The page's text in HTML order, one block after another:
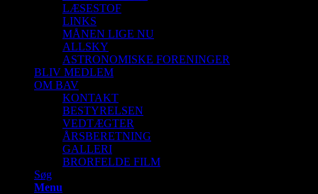
LÆSESTOF
LINKS
MÅNEN LIGE NU
ALLSKY
ASTRONOMISKE FORENINGER
BLIV MEDLEM
OM BAV
KONTAKT
BESTYRELSEN
VEDTÆGTER
ÅRSBERETNING
GALLERI
BRORFELDE FILM
Søg
Menu